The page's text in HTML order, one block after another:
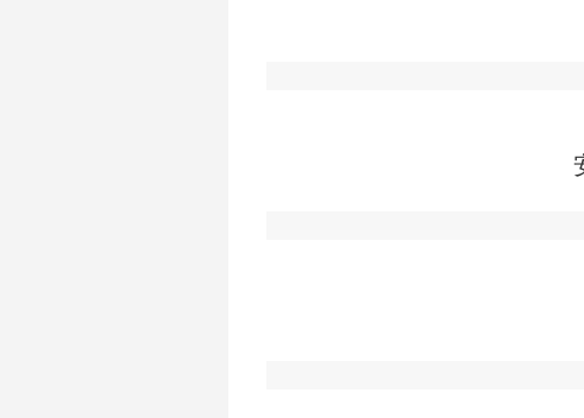
前走車や歩行者との衝突を
ーキアシスト、ABSなどが
駐車をスムーズに行うため